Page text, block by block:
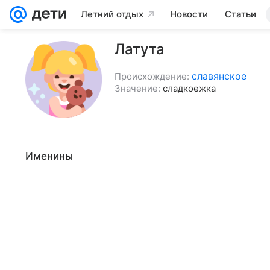
Летний отдых Новости Статьи
Латута
Происхождение: славянское
Значение: сладкоежка
Именины